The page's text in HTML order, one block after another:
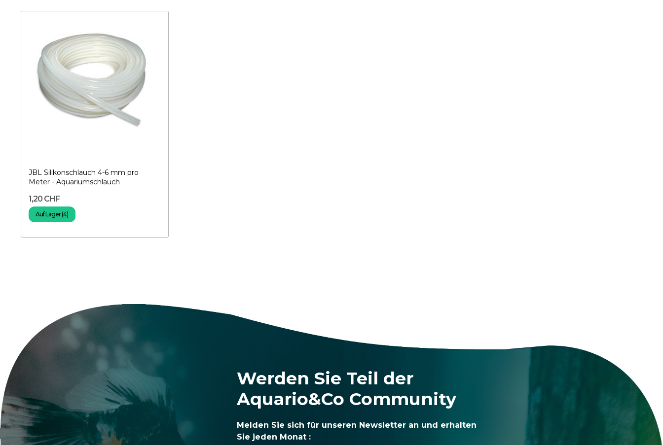
JBL Silikonschlauch 4-6 mm pro
Meter - Aquariumschlauch
1,20 CHF
Auf Lager (4)
Werden Sie Teil der
Aquario&Co Community
Melden Sie sich für unseren Newsletter an und erhalten
Sie jeden Monat :